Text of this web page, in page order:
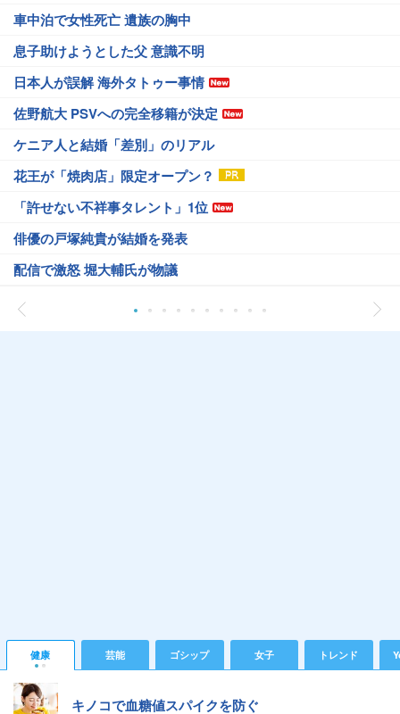
車中泊で女性死亡 遺族の胸中
息子助けようとした父 意識不明
日本人が誤解 海外タトゥー事情
佐野航大 PSVへの完全移籍が決定
ケニア人と結婚「差別」のリアル
花王が「焼肉店」限定オープン？
「許せない不祥事タレント」1位
俳優の戸塚純貴が結婚を発表
配信で激怒 堀大輔氏が物議
健康 芸能 ゴシップ 女子 トレンド
キノコで血糖値スパイクを防ぐ